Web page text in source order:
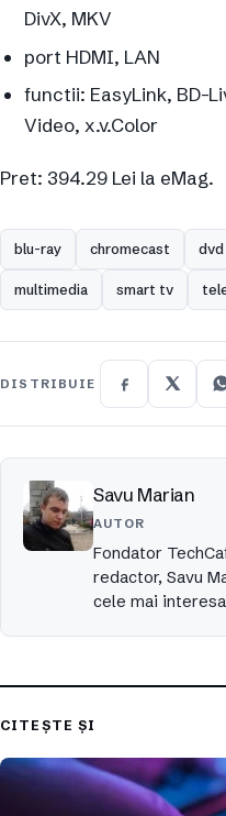
DivX, MKV
port HDMI, LAN
functii: EasyLink, BD-
Video, x.v.Color
Pret: 394.29 Lei la eMag.
blu-ray chromecast dvd
multimedia smart tv
DISTRIBUIE
Savu Marian
AUTOR
Fondator
redactor, Savu
cele mai
CITEȘTE ȘI